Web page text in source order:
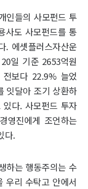
인들의 사모펀드 투
사도 사모펀드를 통
. 에셋플러스자산운
일 기준 2653억원
보다 22.9% 늘었
잇달아 조기 상환하
다. 사모펀드 투자
영진에게 조언하는
다.
하는 행동주의는 수
우리 수탁고 안에서